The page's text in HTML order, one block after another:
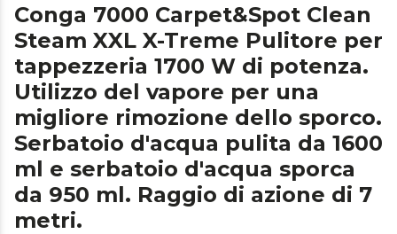
Conga 7000 Carpet&Spot Clean
Steam XXL X-Treme Pulitore per
tappezzeria 1700 W di potenza.
Utilizzo del vapore per una
migliore rimozione dello sporco.
Serbatoio d'acqua pulita da 1600
ml e serbatoio d'acqua sporca
da 950 ml. Raggio di azione di 7
metri.